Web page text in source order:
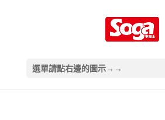
選單請點右邊的圖示→→